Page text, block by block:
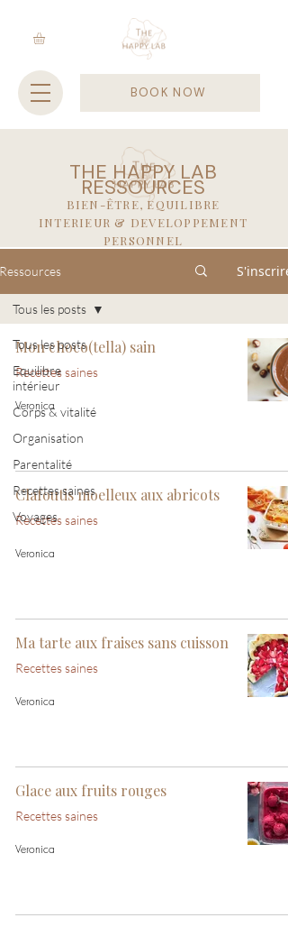
BOOK NOW
THE HAPPY LAB
RESSOURCES
BIEN-ÊTRE, EQUILIBRE
INTERIEUR & DEVELOPPEMENT
PERSONNEL
Ressources S'inscrire
Tous les posts
Equilibre
intérieur
Corps & vitalité
Organisation
Parentalité
Recettes saines
Voyages
Tous les posts
Mon choco(tella) sain
Recettes saines
Veronica
Clafoutis moelleux aux abricots
Recettes saines
Veronica
Ma tarte aux fraises sans cuisson
Recettes saines
Veronica
Glace aux fruits rouges
Recettes saines
Veronica